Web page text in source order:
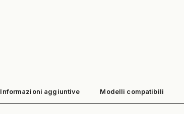
Informazioni aggiuntive Modelli compatibili